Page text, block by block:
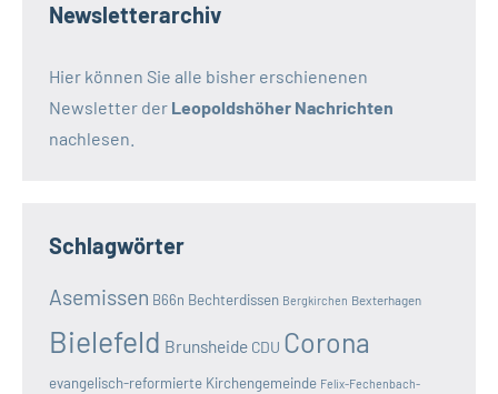
Newsletterarchiv
Hier können Sie alle bisher erschienenen
Newsletter der Leopoldshöher Nachrichten
nachlesen.
Schlagwörter
Asemissen B66n Bechterdissen Bergkirchen Bexterhagen
Bielefeld Brunsheide CDU Corona
evangelisch-reformierte Kirchengemeinde Felix-Fechenbach-